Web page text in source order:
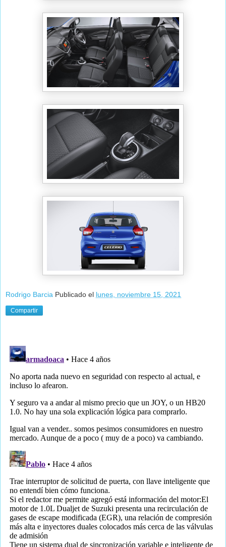
Rodrigo Barcia Publicado el lunes, noviembre 15, 2021
Compartir